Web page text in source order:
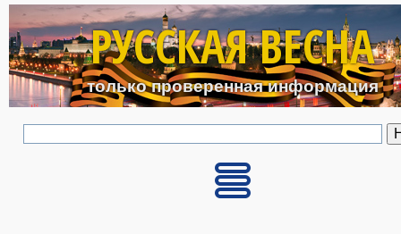
Перейти к основному
РУССКАЯ ВЕСНА
только проверенная информация